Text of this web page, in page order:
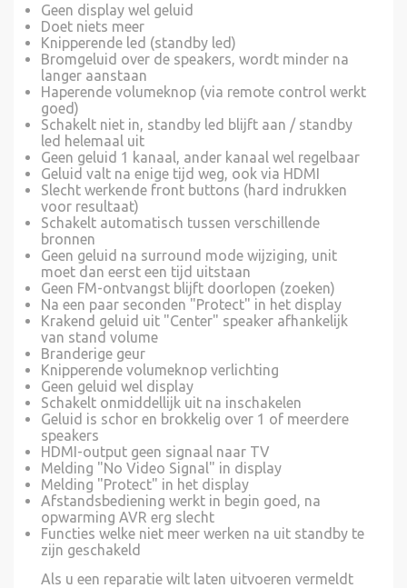
Geen display wel geluid
Doet niets meer
Knipperende led (standby led)
Bromgeluid over de speakers, wordt minder na
langer aanstaan
Haperende volumeknop (via remote control werkt
goed)
Schakelt niet in, standby led blijft aan / standby
led helemaal uit
Geen geluid 1 kanaal, ander kanaal wel regelbaar
Geluid valt na enige tijd weg, ook via HDMI
Slecht werkende front buttons (hard indrukken
voor resultaat)
Schakelt automatisch tussen verschillende
bronnen
Geen geluid na surround mode wijziging, unit
moet dan eerst een tijd uitstaan
Geen FM-ontvangst blijft doorlopen (zoeken)
Na een paar seconden "Protect" in het display
Krakend geluid uit "Center" speaker afhankelijk
van stand volume
Branderige geur
Knipperende volumeknop verlichting
Geen geluid wel display
Schakelt onmiddellijk uit na inschakelen
Geluid is schor en brokkelig over 1 of meerdere
speakers
HDMI-output geen signaal naar TV
Melding "No Video Signal" in display
Melding "Protect" in het display
Afstandsbediening werkt in begin goed, na
opwarming AVR erg slecht
Functies welke niet meer werken na uit standby te
zijn geschakeld
Als u een reparatie wilt laten uitvoeren vermeldt